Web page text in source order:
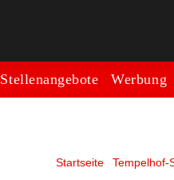
Stellenangebote Werbung
Startseite Tempelhof-